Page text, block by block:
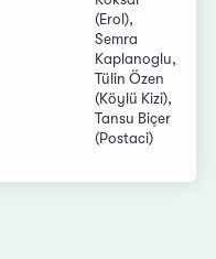
(Erol),
Semra
Kaplanoglu,
Tülin Özen
(Köylü Kizi),
Tansu Biçer
(Postaci)